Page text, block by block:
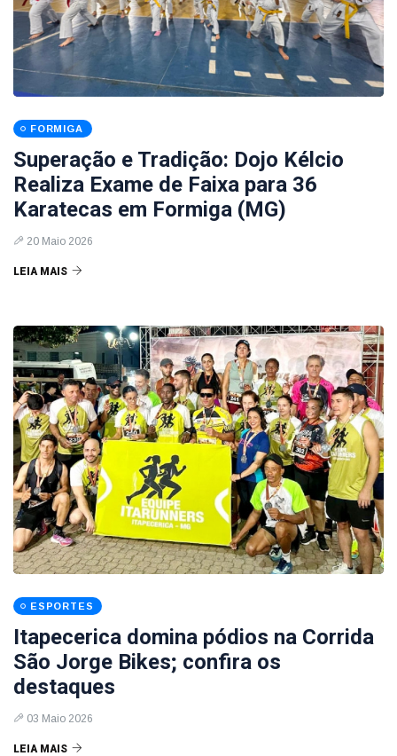
FORMIGA
Superação e Tradição: Dojo Kélcio
Realiza Exame de Faixa para 36
Karatecas em Formiga (MG)
20 Maio 2026
LEIA MAIS
ESPORTES
Itapecerica domina pódios na Corrida
São Jorge Bikes; confira os
destaques
03 Maio 2026
LEIA MAIS